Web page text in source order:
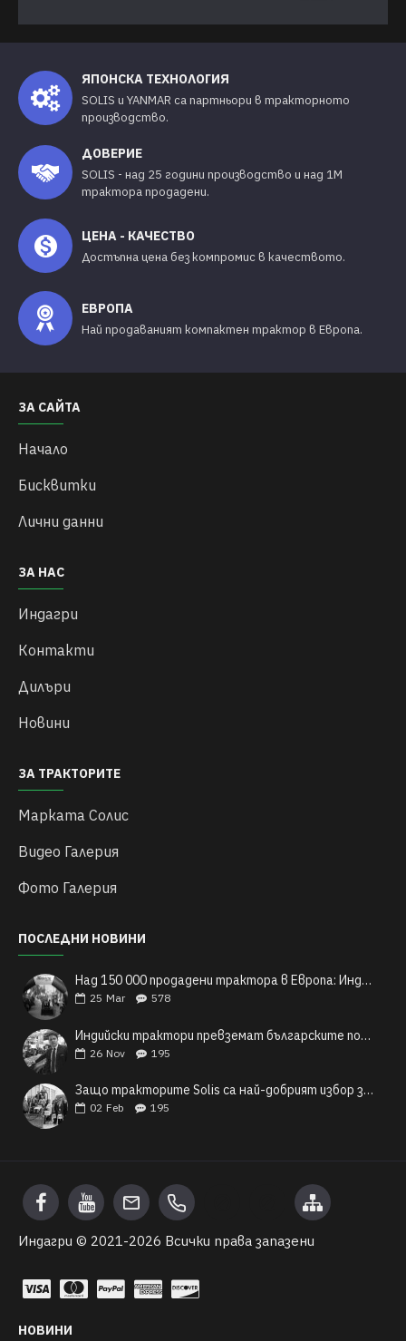
ЯПОНСКА ТЕХНОЛОГИЯ
SOLIS и YANMAR са партньори в тракторното
производство.
ДОВЕРИЕ
SOLIS - над 25 години производство и над 1М
трактора продадени.
ЦЕНА - КАЧЕСТВО
Достъпна цена без компромис в качеството.
ЕВРОПА
Най продаваният компактен трактор в Европа.
ЗА САЙТА
Начало
Бисквитки
Лични данни
ЗА НАС
Индагри
Контакти
Дилъри
Новини
ЗА ТРАКТОРИТЕ
Марката Солис
Видео Галерия
Фото Галерия
ПОСЛЕДНИ НОВИНИ
Над 150 000 продадени трактора в Европа: Индийските трактори Solis и техния легендарен успех
25 Mar 578
Индийски трактори превземат българските полета
26 Nov 195
Защо тракторите Solis са най-добрият избор за българските малки и средни фермери?
02 Feb 195
Индагри © 2021-2026 Всички права запазени
НОВИНИ